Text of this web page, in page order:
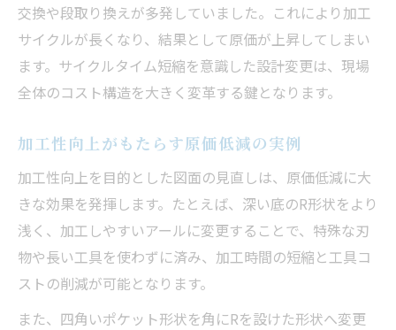
交換や段取り換えが多発していました。これにより加工
サイクルが長くなり、結果として原価が上昇してしまい
ます。サイクルタイム短縮を意識した設計変更は、現場
全体のコスト構造を大きく変革する鍵となります。
加工性向上がもたらす原価低減の実例
加工性向上を目的とした図面の見直しは、原価低減に大
きな効果を発揮します。たとえば、深い底のR形状をより
浅く、加工しやすいアールに変更することで、特殊な刃
物や長い工具を使わずに済み、加工時間の短縮と工具コ
ストの削減が可能となります。
また、四角いポケット形状を角にRを設けた形状へ変更